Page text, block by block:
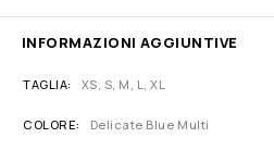
INFORMAZIONI AGGIUNTIVE
TAGLIA XS, S, M, L, XL
COLORE Delicate Blue Multi